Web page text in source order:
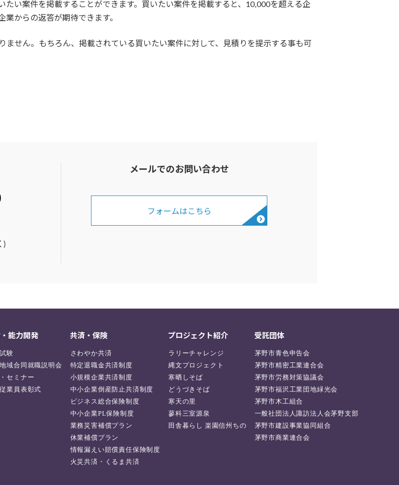
い案件を掲載することができます。買いたい案件を掲載すると、10,000を超える企
からの返答が期待できます。
せん。もちろん、掲載されている買いたい案件に対して、見積りを提示する事も可
)
メールでのお問い合わせ
フォームはこちら
能力開発
験
域合同就職説明会
セミナー
業員表彰式
共済・保険
さわやか共済
特定退職金共済制度
小規模企業共済制度
中小企業倒産防止共済制度
ビジネス総合保険制度
中小企業PL保険制度
業務災害補償プラン
休業補償プラン
情報漏えい賠償責任保険制度
火災共済・くるま共済
プロジェクト紹介
ラリーチャレンジ
縄文プロジェクト
寒晒しそば
どうづきそば
寒天の里
蓼科三室源泉
田舎暮らし 楽園信州ちの
受託団体
茅野市青色申告会
茅野市精密工業連合会
茅野市労務対策協議会
茅野市福沢工業団地緑光会
茅野市木工組合
一般社団法人諏訪法人会茅野支部
茅野市建設事業協同組合
茅野市商業連合会